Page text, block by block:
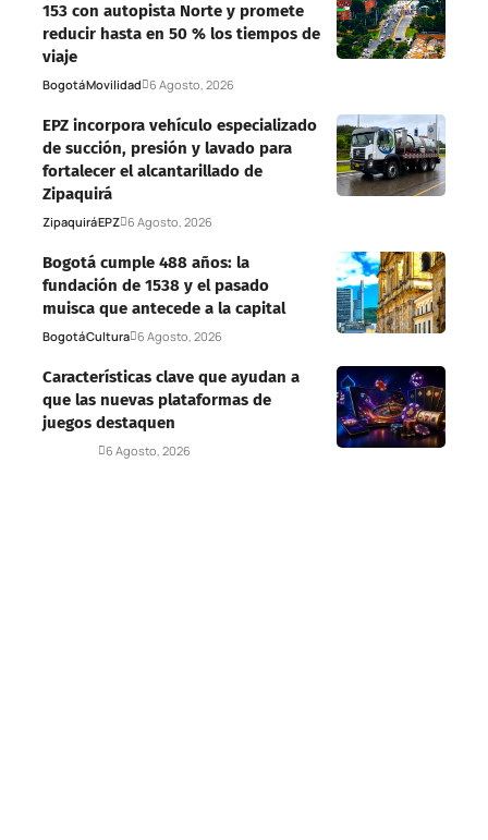
153 con autopista Norte y promete
reducir hasta en 50 % los tiempos de
viaje
BogotáMovilidad 6 Agosto, 2026
EPZ incorpora vehículo especializado
de succión, presión y lavado para
fortalecer el alcantarillado de
Zipaquirá
ZipaquiráEPZ 6 Agosto, 2026
Bogotá cumple 488 años: la
fundación de 1538 y el pasado
muisca que antecede a la capital
BogotáCultura 6 Agosto, 2026
Características clave que ayudan a
que las nuevas plataformas de
juegos destaquen
6 Agosto, 2026